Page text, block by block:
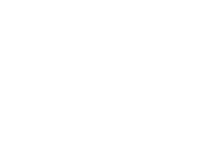
14240